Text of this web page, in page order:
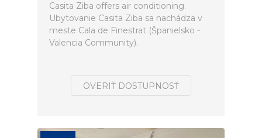
Casita Ziba offers air conditioning.
Ubytovanie Casita Ziba sa nachádza v
meste Cala de Finestrat (Španielsko -
Valencia Community).
OVERIŤ DOSTUPNOSŤ